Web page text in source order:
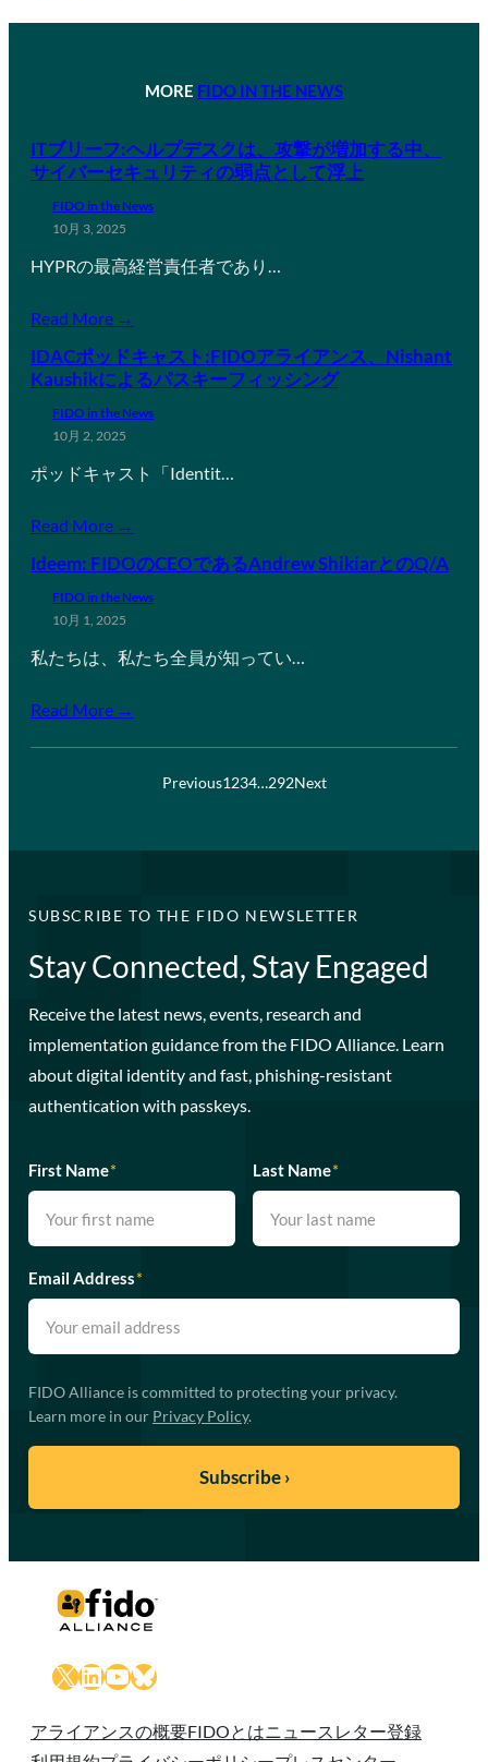
MORE FIDO IN THE NEWS
ITブリーフ:ヘルプデスクは、攻撃が増加する中、
サイバーセキュリティの弱点として浮上
FIDO in the News
10月 3, 2025
HYPRの最高経営責任者であり…
Read More →
IDACポッドキャスト:FIDOアライアンス、Nishant
Kaushikによるパスキーフィッシング
FIDO in the News
10月 2, 2025
ポッドキャスト「Identit…
Read More →
Ideem: FIDOのCEOであるAndrew ShikiarとのQ/A
FIDO in the News
10月 1, 2025
私たちは、私たち全員が知ってい…
Read More →
Previous1234…292Next
SUBSCRIBE TO THE FIDO NEWSLETTER
Stay Connected, Stay Engaged
Receive the latest news, events, research and
implementation guidance from the FIDO Alliance. Learn
about digital identity and fast, phishing-resistant
authentication with passkeys.
First Name* Last Name*
Email Address*
FIDO Alliance is committed to protecting your privacy.
Learn more in our Privacy Policy.
X LinkedIn
YouTube
Bluesky
アライアンスの概要FIDOとは ニュースレター登録